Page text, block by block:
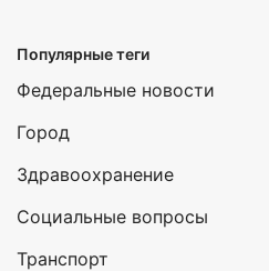
Популярные теги
Федеральные новости
Город
Здравоохранение
Социальные вопросы
Транспорт